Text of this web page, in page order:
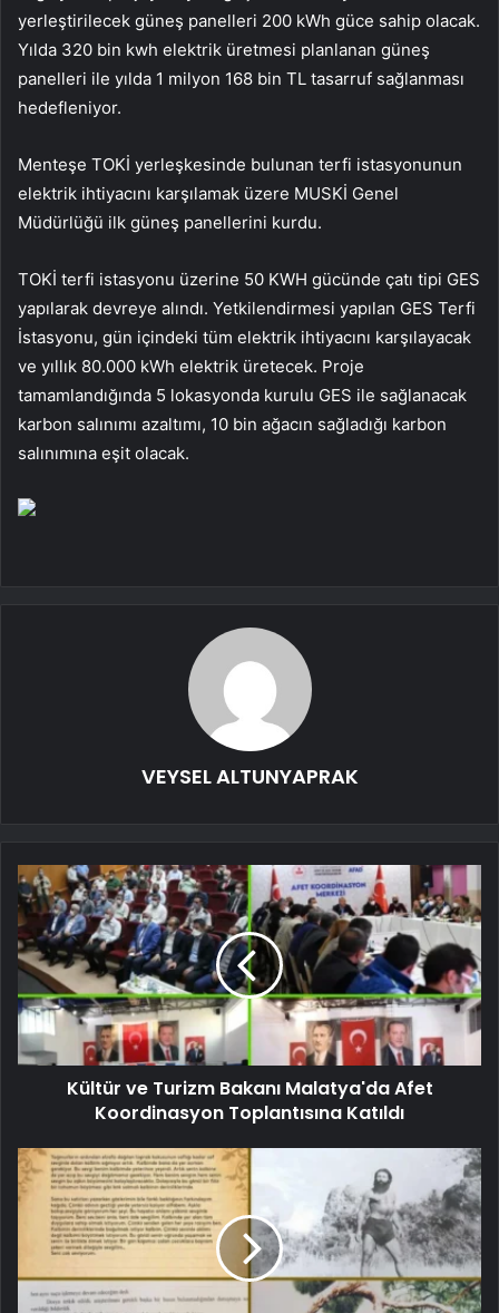
yerleştirilecek güneş panelleri 200 kWh güce sahip olacak.
Yılda 320 bin kwh elektrik üretmesi planlanan güneş
panelleri ile yılda 1 milyon 168 bin TL tasarruf sağlanması
hedefleniyor.
Menteşe TOKİ yerleşkesinde bulunan terfi istasyonunun
elektrik ihtiyacını karşılamak üzere MUSKİ Genel
Müdürlüğü ilk güneş panellerini kurdu.
TOKİ terfi istasyonu üzerine 50 KWH gücünde çatı tipi GES
yapılarak devreye alındı. Yetkilendirmesi yapılan GES Terfi
İstasyonu, gün içindeki tüm elektrik ihtiyacını karşılayacak
ve yıllık 80.000 kWh elektrik üretecek. Proje
tamamlandığında 5 lokasyonda kurulu GES ile sağlanacak
karbon salınımı azaltımı, 10 bin ağacın sağladığı karbon
salınımına eşit olacak.
VEYSEL ALTUNYAPRAK
Kültür ve Turizm Bakanı Malatya'da Afet
Koordinasyon Toplantısına Katıldı